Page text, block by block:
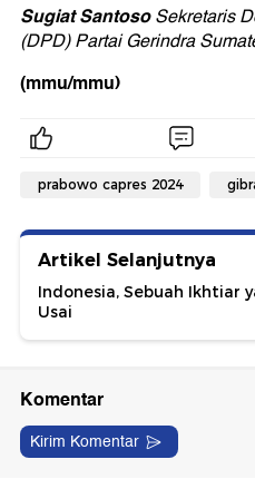
Sugiat SantosoSekretaris
(DPD) Partai Gerindra
(mmu/mmu)
prabowo capres 2024
Artikel Selanjutnya
Indonesia, Sebuah Ikhtiar
Usai